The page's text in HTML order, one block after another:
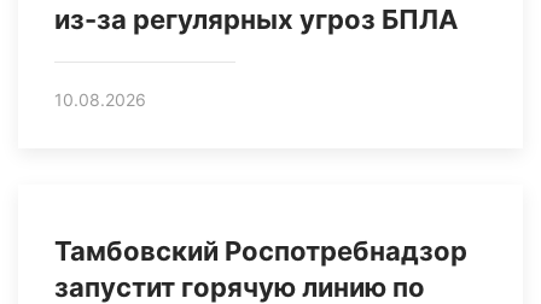
из-за регулярных угроз БПЛА
10.08.2026
Тамбовский Роспотребнадзор
запустит горячую линию по